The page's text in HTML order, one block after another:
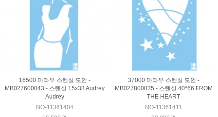
16500 마라부 스텐실 도안 -
MB027600043 - 스텐실 15x33 Audrey
Audrey
NO-11361404
37000 마라부 스텐실 도안 -
MB027800035 - 스텐실 40*66 FROM
THE HEART
NO-11361411